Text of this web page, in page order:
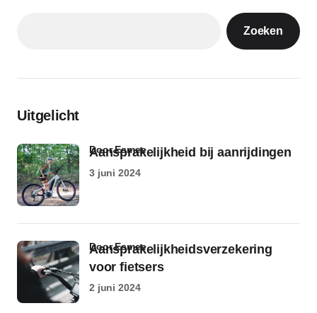
Zoeken
Uitgelicht
Aansprakelijkheid bij aanrijdingen
door Esmee
3 juni 2024
Aansprakelijkheidsverzekering
voor fietsers
door Esmee
2 juni 2024